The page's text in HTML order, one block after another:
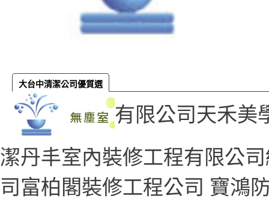
大台中清潔公司優質選
有限公司天禾美
潔丹丰室內裝修工程有限公
司富柏閣裝修工程公司 寶鴻